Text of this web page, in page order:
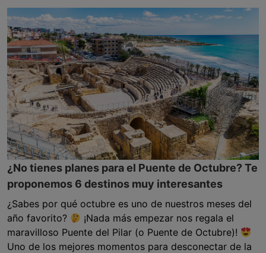
¿No tienes planes para el Puente de Octubre? Te
proponemos 6 destinos muy interesantes
¿Sabes por qué octubre es uno de nuestros meses del
año favorito?
¡Nada más empezar nos regala el
maravilloso Puente del Pilar (o Puente de Octubre)!
Uno de los mejores momentos para desconectar de la